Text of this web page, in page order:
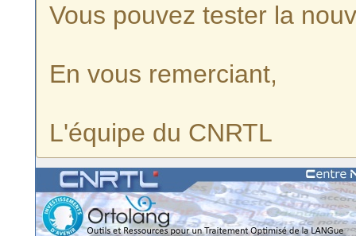
Vous pouvez tester la
En vous remerciant,
L'équipe du CNRTL